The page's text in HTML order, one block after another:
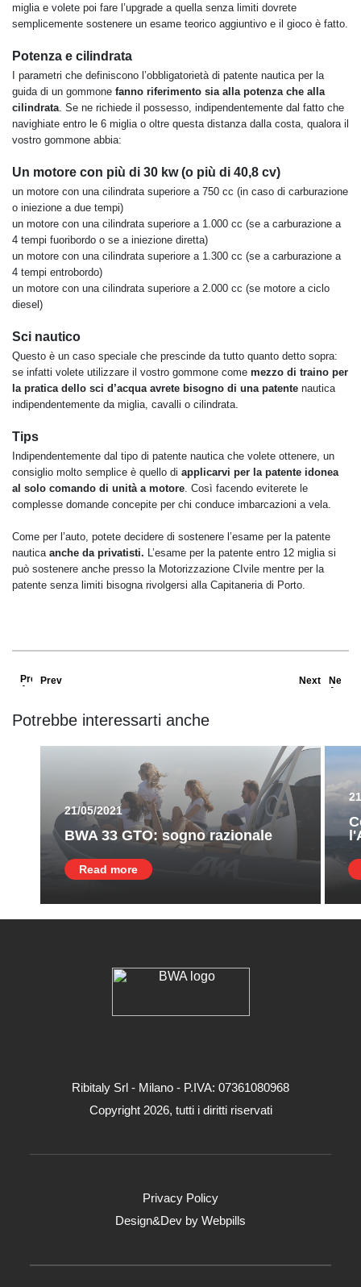
miglia e volete poi fare l’upgrade a quella senza limiti dovrete
semplicemente sostenere un esame teorico aggiuntivo e il gioco è fatto.
Potenza e cilindrata
I parametri che definiscono l’obbligatorietà di patente nautica per la
guida di un gommone fanno riferimento sia alla potenza che alla
cilindrata . Se ne richiede il possesso, indipendentemente dal fatto che
navighiate entro le 6 miglia o oltre questa distanza dalla costa, qualora il
vostro gommone abbia:
Un motore con più di 30 kw (o più di 40,8 cv)
un motore con una cilindrata superiore a 750 cc (in caso di carburazione
o iniezione a due tempi)
un motore con una cilindrata superiore a 1.000 cc (se a carburazione a
4 tempi fuoribordo o se a iniezione diretta)
un motore con una cilindrata superiore a 1.300 cc (se a carburazione a
4 tempi entrobordo)
un motore con una cilindrata superiore a 2.000 cc (se motore a ciclo
diesel)
Sci nautico
Questo è un caso speciale che prescinde da tutto quanto detto sopra:
se infatti volete utilizzare il vostro gommone come mezzo di traino per
la pratica dello sci d’acqua avrete bisogno di una patente nautica
indipendentemente da miglia, cavalli o cilindrata.
Tips
Indipendentemente dal tipo di patente nautica che volete ottenere, un
consiglio molto semplice è quello di applicarvi per la patente idonea
al solo comando di unità a motore . Così facendo eviterete le
complesse domande concepite per chi conduce imbarcazioni a vela.
Come per l’auto, potete decidere di sostenere l’esame per la patente
nautica anche da privatisti. L’esame per la patente entro 12 miglia si
può sostenere anche presso la Motorizzazione CIvile mentre per la
patente senza limiti bisogna rivolgersi alla Capitaneria di Porto.
Prev Next
Potrebbe interessarti anche
21/05/2021
BWA 33 GTO: sogno razionale
Read more
Ribitaly Srl - Milano - P.IVA: 073​61080​968
Copyright 2026, tutti i diritti riservati
Privacy Policy
Design&Dev by Webpills